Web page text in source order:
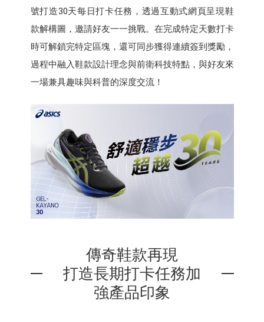
號打造30天每日打卡任務，透過互動式網頁呈現鞋
款解構圖，邀請好友一一挑戰。在完成特定天數打卡
時可解鎖完特定區塊，還可同步獲得連續簽到獎勵，
過程中融入鞋款設計理念與前衛科技特點，與好友來
一場兼具趣味與科普的深度交流！
傳奇鞋款再現
打造長期打卡任務加
強產品印象